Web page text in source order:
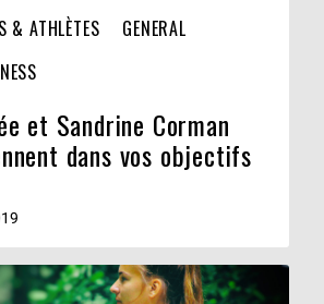
& ATHLÈTES
GENERAL
et Sandrine Corman
dans vos objectifs